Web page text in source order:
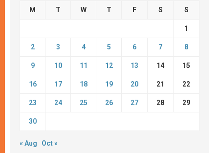
M T W T F S S
1
2 3 4 5 6 7 8
9 10 11 12 13 14 15
16 17 18 19 20 21 22
23 24 25 26 27 28 29
30
« Aug Oct »